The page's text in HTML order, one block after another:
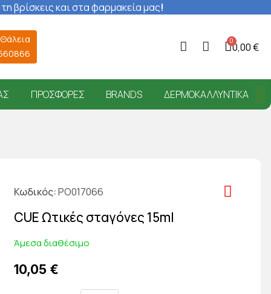
βρίσκεις και στα φαρμακεία μας!
0,00 €
ΠΡΟΣΦΟΡΈΣ BRANDS ΔΕΡΜΟΚΑΛΛΥΝΤΙΚΆ
Κωδικός PO017066
CUE Ωτικές σταγόνες 15ml
Άμεσα διαθέσιμο
10,05 €